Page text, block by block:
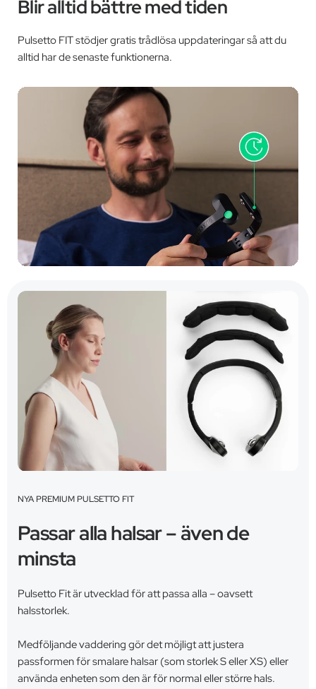
Blir alltid bättre med tiden
Pulsetto FIT stödjer gratis trådlösa uppdateringar så att du
alltid har de senaste funktionerna.
NYA PREMIUM PULSETTO FIT
Passar alla halsar – även de
minsta
Pulsetto Fit är utvecklad för att passa alla – oavsett
halsstorlek.
Medföljande vaddering gör det möjligt att justera
passformen för smalare halsar (som storlek S eller XS) eller
använda enheten som den är för normal eller större hals.